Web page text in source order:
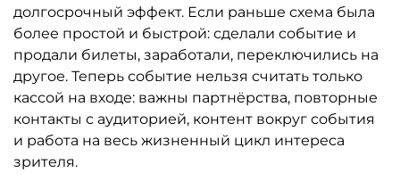
долгосрочный эффект. Если раньше схема была
более простой и быстрой: сделали событие и
продали билеты, заработали, переключились на
другое. Теперь событие нельзя считать только
кассой на входе: важны партнёрства, повторные
контакты с аудиторией, контент вокруг события
и работа на весь жизненный цикл интереса
зрителя.